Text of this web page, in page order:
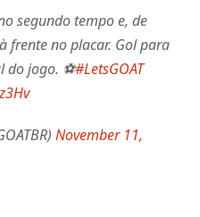
segundo tempo e, de
à frente no placar. Gol para
do jogo. ⚽#LetsGOAT
November 11,